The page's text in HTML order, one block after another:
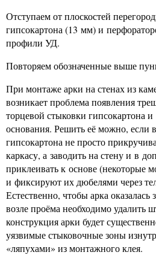
Отступаем от плоскостей
гипсокартона (13 мм) и
профили УД.
Повторяем обозначенные выше
При монтаже арки на стенах из
возникает проблема появления
торцевой стыковки гипсокартона
основания. Решить её можно, если
гипсокартона не просто
каркасу, а заводить на стену и в
приклеивать к основе (некоторые
и фиксируют их дюбелями через
Естественно, чтобы арка оказалась
возле проёма необходимо удалить
конструкция арки будет
уязвимые стыковочные зоны
«ляпухами» из монтажного клея.